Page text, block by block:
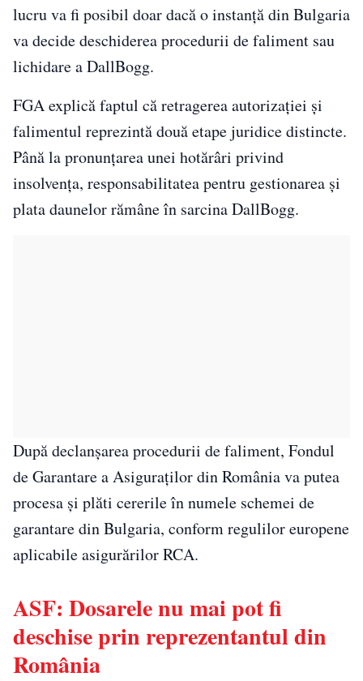
lucru va fi posibil doar dacă o instanță din Bulgaria
va decide deschiderea procedurii de faliment sau
lichidare a DallBogg.
FGA explică faptul că retragerea autorizației și
falimentul reprezintă două etape juridice distincte.
Până la pronunțarea unei hotărâri privind
insolvența, responsabilitatea pentru gestionarea și
plata daunelor rămâne în sarcina DallBogg.
După declanșarea procedurii de faliment, Fondul
de Garantare a Asiguraților din România va putea
procesa și plăti cererile în numele schemei de
garantare din Bulgaria, conform regulilor europene
aplicabile asigurărilor RCA.
ASF: Dosarele nu mai pot fi
deschise prin reprezentantul din
România